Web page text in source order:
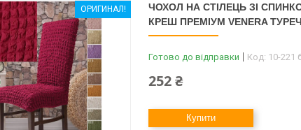
ОРИГИНАЛ!
ЧОХОЛ НА СТІЛЕЦЬ ЗІ
КРЕШ ПРЕМІУМ VENERA
Готово до відправки Код: 10-221
252 ₴
Купити